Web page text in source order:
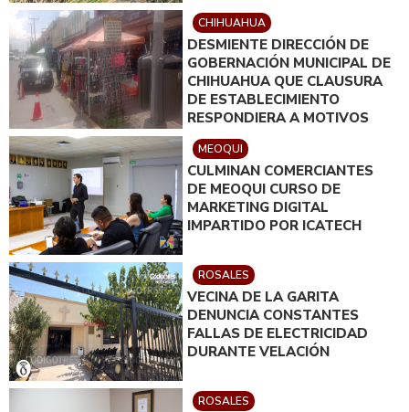
CHIHUAHUA
DESMIENTE DIRECCIÓN DE
GOBERNACIÓN MUNICIPAL DE
CHIHUAHUA QUE CLAUSURA
DE ESTABLECIMIENTO
RESPONDIERA A MOTIVOS
POLÍTICOS
MEOQUI
CULMINAN COMERCIANTES
DE MEOQUI CURSO DE
MARKETING DIGITAL
IMPARTIDO POR ICATECH
ROSALES
VECINA DE LA GARITA
DENUNCIA CONSTANTES
FALLAS DE ELECTRICIDAD
DURANTE VELACIÓN
ROSALES